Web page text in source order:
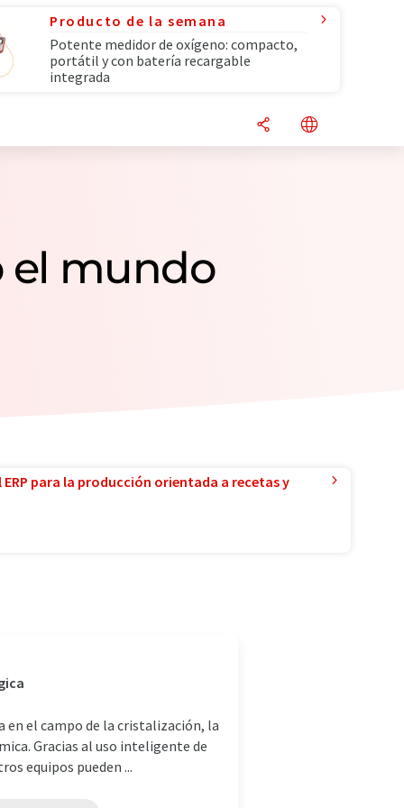
Producto de la semana
Potente medidor de oxígeno: compacto,
portátil y con batería recargable
integrada
el mundo
para la producción orientada a recetas y
en el campo de la cristalización, la
Gracias al uso inteligente de
equipos pueden ...